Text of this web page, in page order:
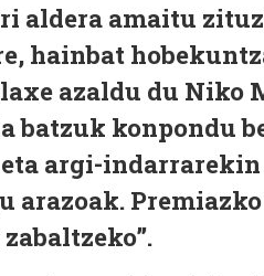
aldera amaitu
hainbat
azaldu du Niko
batzuk konpondu
argi-indarrarekin
arazoak.